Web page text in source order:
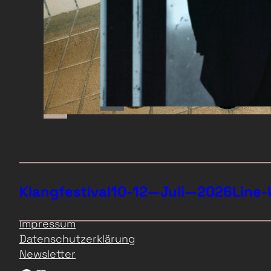
Klangfestival10-12—Juli—2026Line-
Impressum
Datenschutzerklärung
Newsletter